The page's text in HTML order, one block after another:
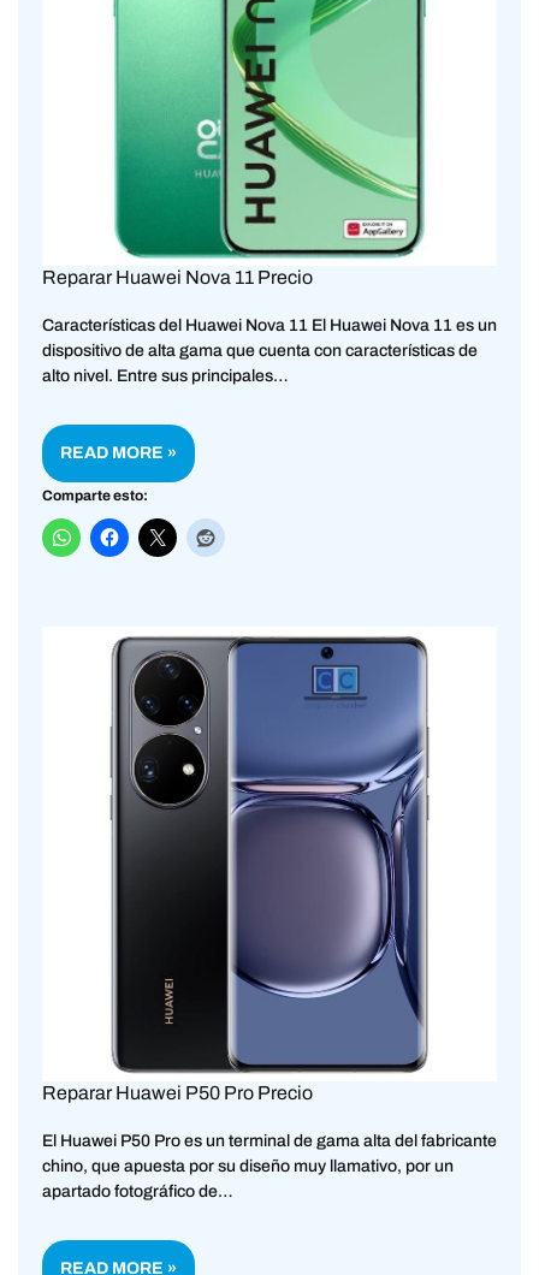
Reparar Huawei Nova 11 Precio
Características del Huawei Nova 11 El Huawei Nova 11 es un
dispositivo de alta gama que cuenta con características de
alto nivel. Entre sus principales…
READ MORE »
Comparte esto:
Reparar Huawei P50 Pro Precio
El Huawei P50 Pro es un terminal de gama alta del fabricante
chino, que apuesta por su diseño muy llamativo, por un
apartado fotográfico de…
READ MORE »